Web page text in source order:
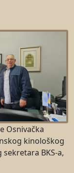
Osnivačka
kinološkog
BKS-a,